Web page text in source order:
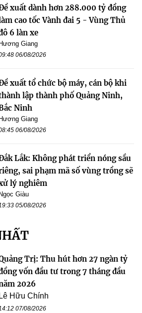
xuất dành hơn 288.000 tỷ đồng
cao tốc Vành đai 5 - Vùng Thủ
6 làn xe
Hương Giang
06/08/2026
xuất tổ chức bộ máy, cán bộ khi
lập thành phố Quảng Ninh,
Ninh
Hương Giang
06/08/2026
Lắk: Không phát triển nóng sầu
sai phạm mã số vùng trồng sẽ
lý nghiêm
Ngọc Giàu
05/08/2026
Trị: Thu hút hơn 27 ngàn tỷ
vốn đầu tư trong 7 tháng đầu
2026
Lê Hữu Chính
07/08/2026